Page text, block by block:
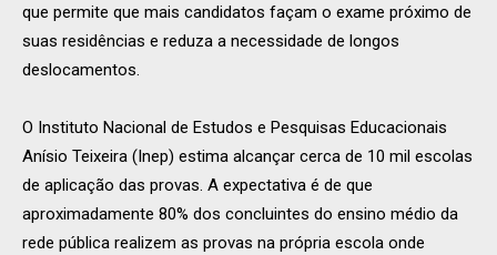
que permite que mais candidatos façam o exame próximo de
suas residências e reduza a necessidade de longos
deslocamentos.
O Instituto Nacional de Estudos e Pesquisas Educacionais
Anísio Teixeira (Inep) estima alcançar cerca de 10 mil escolas
de aplicação das provas. A expectativa é de que
aproximadamente 80% dos concluintes do ensino médio da
rede pública realizem as provas na própria escola onde